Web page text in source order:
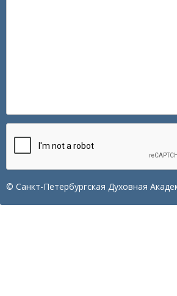
© Санкт-Петербургская Духовная